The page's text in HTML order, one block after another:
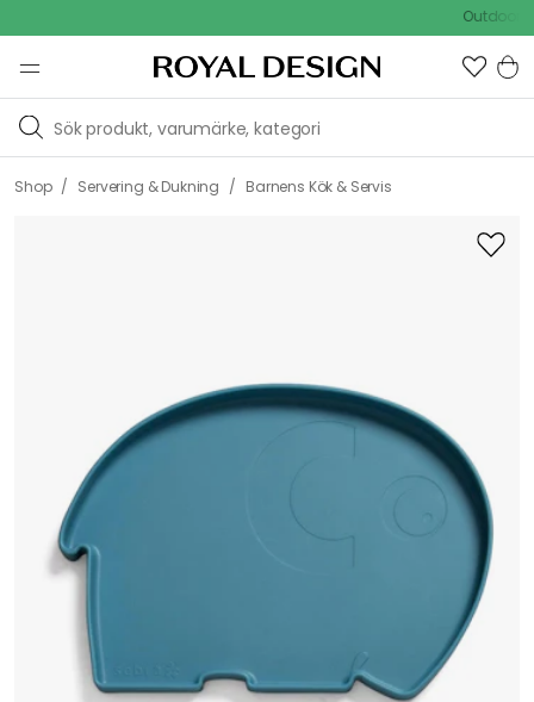
Outdoor
Shop / Servering & Dukning / Barnens Kök & Servis